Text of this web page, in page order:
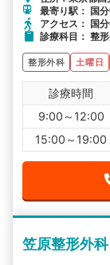
最寄り駅： 国
アクセス： 国
診療科目： 整
整形外科 土曜日
診療時間
9:00～12:00
15:00～19:00
笠原整形外科